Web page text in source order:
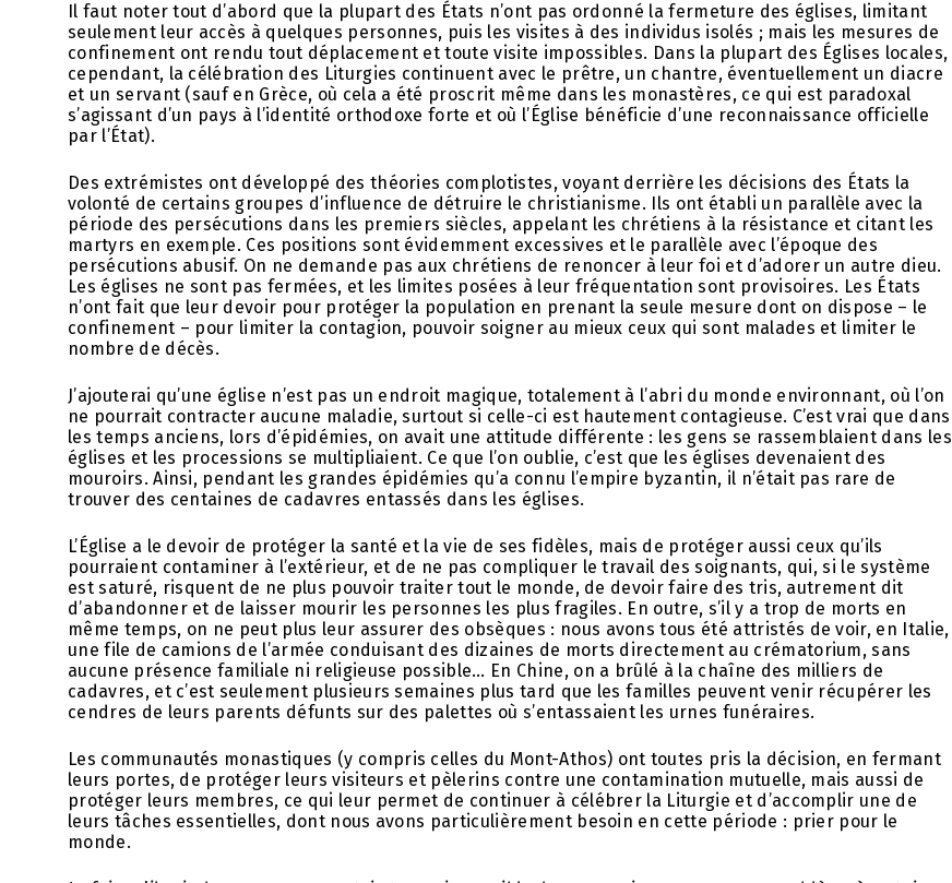
Il faut noter tout d’abord que la plupart des États n’ont pas ordonné la fermeture des églises, limitant
seulement leur accès à quelques personnes, puis les visites à des individus isolés ; mais les mesures de
confinement ont rendu tout déplacement et toute visite impossibles. Dans la plupart des Églises locales,
cependant, la célébration des Liturgies continuent avec le prêtre, un chantre, éventuellement un diacre
et un servant (sauf en Grèce, où cela a été proscrit même dans les monastères, ce qui est paradoxal
s’agissant d’un pays à l’identité orthodoxe forte et où l’Église bénéficie d’une reconnaissance officielle
par l’État).
Des extrémistes ont développé des théories complotistes, voyant derrière les décisions des États la
volonté de certains groupes d’influence de détruire le christianisme. Ils ont établi un parallèle avec la
période des persécutions dans les premiers siècles, appelant les chrétiens à la résistance et citant les
martyrs en exemple. Ces positions sont évidemment excessives et le parallèle avec l’époque des
persécutions abusif. On ne demande pas aux chrétiens de renoncer à leur foi et d’adorer un autre dieu.
Les églises ne sont pas fermées, et les limites posées à leur fréquentation sont provisoires. Les États
n’ont fait que leur devoir pour protéger la population en prenant la seule mesure dont on dispose – le
confinement – pour limiter la contagion, pouvoir soigner au mieux ceux qui sont malades et limiter le
nombre de décès.
J’ajouterai qu’une église n’est pas un endroit magique, totalement à l’abri du monde environnant, où l’on
ne pourrait contracter aucune maladie, surtout si celle-ci est hautement contagieuse. C’est vrai que dans
les temps anciens, lors d’épidémies, on avait une attitude différente : les gens se rassemblaient dans les
églises et les processions se multipliaient. Ce que l’on oublie, c’est que les églises devenaient des
mouroirs. Ainsi, pendant les grandes épidémies qu’a connu l’empire byzantin, il n’était pas rare de
trouver des centaines de cadavres entassés dans les églises.
L’Église a le devoir de protéger la santé et la vie de ses fidèles, mais de protéger aussi ceux qu’ils
pourraient contaminer à l’extérieur, et de ne pas compliquer le travail des soignants, qui, si le système
est saturé, risquent de ne plus pouvoir traiter tout le monde, de devoir faire des tris, autrement dit
d’abandonner et de laisser mourir les personnes les plus fragiles. En outre, s’il y a trop de morts en
même temps, on ne peut plus leur assurer des obsèques : nous avons tous été attristés de voir, en Italie,
une file de camions de l’armée conduisant des dizaines de morts directement au crématorium, sans
aucune présence familiale ni religieuse possible… En Chine, on a brûlé à la chaîne des milliers de
cadavres, et c’est seulement plusieurs semaines plus tard que les familles peuvent venir récupérer les
cendres de leurs parents défunts sur des palettes où s’entassaient les urnes funéraires.
Les communautés monastiques (y compris celles du Mont-Athos) ont toutes pris la décision, en fermant
leurs portes, de protéger leurs visiteurs et pèlerins contre une contamination mutuelle, mais aussi de
protéger leurs membres, ce qui leur permet de continuer à célébrer la Liturgie et d’accomplir une de
leurs tâches essentielles, dont nous avons particulièrement besoin en cette période : prier pour le
monde.